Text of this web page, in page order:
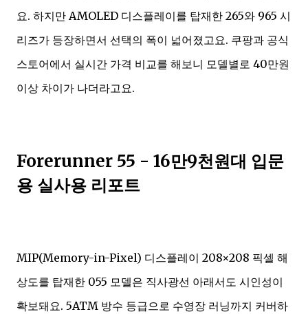
요. 하지만 AMOLED 디스플레이를 탑재한 265와 965 시
리즈가 등장하면서 선택의 폭이 넓어졌고요. 쿠팡과 공식
스토어에서 실시간 가격 비교를 해보니 모델별로 40만원
이상 차이가 나더라고요.
Forerunner 55 - 16만9천원대 입문
용 실사용 리포트
MIP(Memory-in-Pixel) 디스플레이 208×208 픽셀 해
상도를 탑재한 055 모델은 직사광선 아래서도 시인성이
확보돼요. 5ATM 방수 등급으로 수영장 러닝까지 커버하